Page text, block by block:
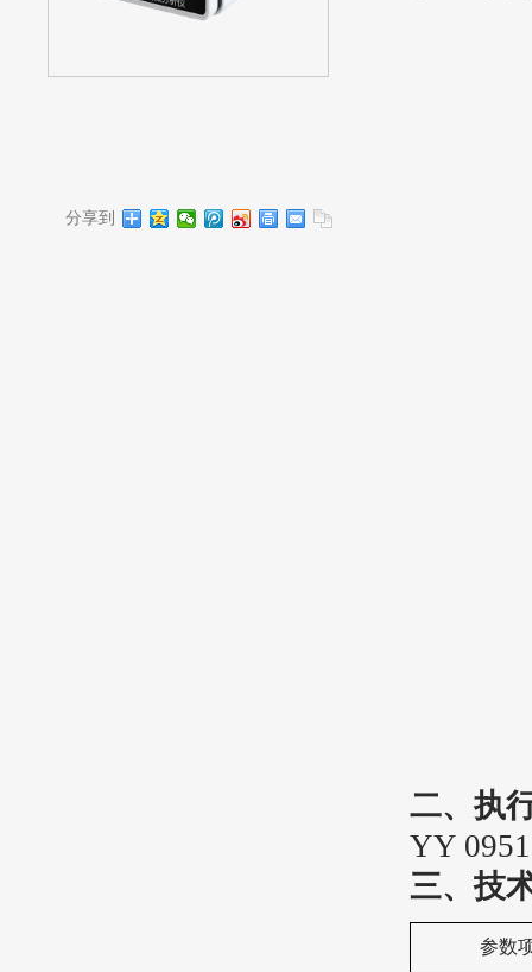
分享到
二、执
YY
三、技
参数